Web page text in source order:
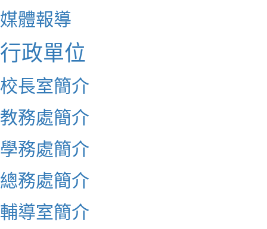
媒體報導
行政單位
校長室簡介
教務處簡介
學務處簡介
總務處簡介
輔導室簡介